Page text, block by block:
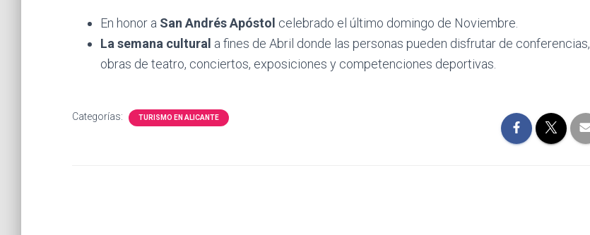
En honor a San Andrés Apóstol celebrado el último domingo de Noviembre.
La semana cultural a fines de Abril donde las personas pueden disfrutar de conferencias,
obras de teatro, conciertos, exposiciones y competenciones deportivas.
Categorías: TURISMO EN ALICANTE